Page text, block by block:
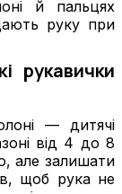
й пальцях
руку при
рукавички
— дитячі
від 4 до 8
але залишати
щоб рука не